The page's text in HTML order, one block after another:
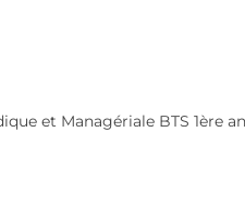
et Managériale BTS 1ère